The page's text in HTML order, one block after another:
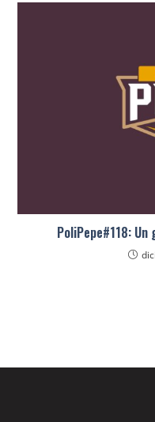
PoliPepe#118: